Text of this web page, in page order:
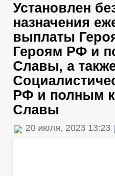
Установлен
назначения
выплаты
Героям РФ и
Славы, а
РФ и полным
Славы
20 июля, 2023 13:23